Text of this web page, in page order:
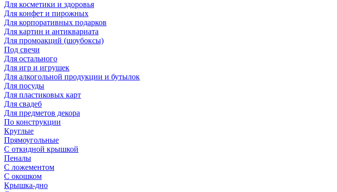
Для косметики и здоровья
Для конфет и пирожных
Для корпоративных подарков
Для картин и антиквариата
Для промоакций (шоубоксы)
Под свечи
Для остального
Для игр и игрушек
Для алкогольной продукции и бутылок
Для посуды
Для пластиковых карт
Для свадеб
Для предметов декора
По конструкции
Круглые
Прямоугольные
С откидной крышкой
Пеналы
С ложементом
С окошком
Крышка-дно